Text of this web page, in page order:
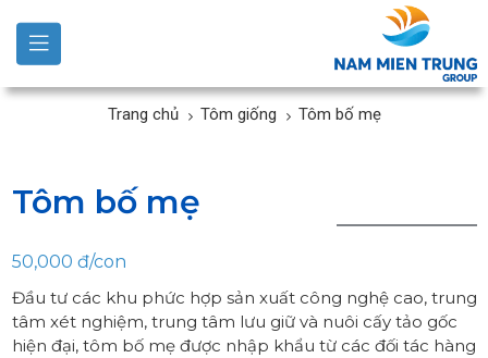
Trang chủ Tôm giống Tôm bố mẹ
Tôm bố mẹ
50,000 đ/con
Đầu tư các khu phức hợp sản xuất công nghệ cao, trung
tâm xét nghiệm, trung tâm lưu giữ và nuôi cấy tảo gốc
hiện đại, tôm bố mẹ được nhập khẩu từ các đối tác hàng